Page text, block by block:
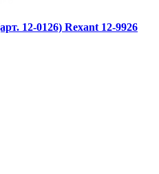
12-0126) Rexant 12-9926